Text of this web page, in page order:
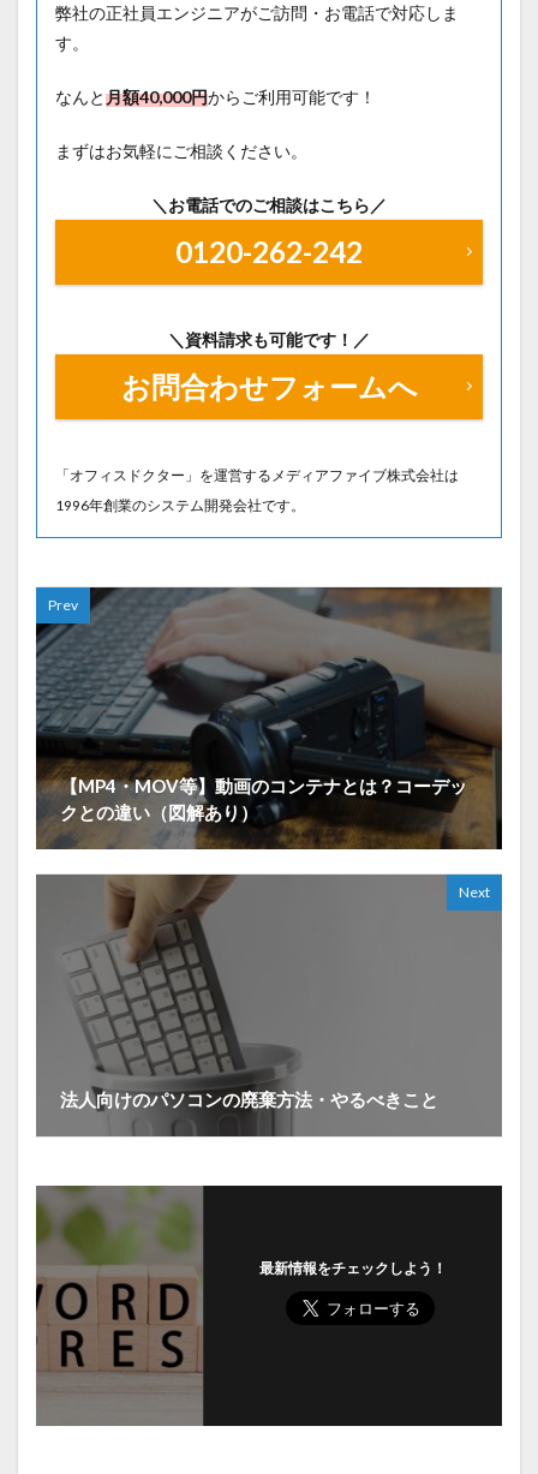
弊社の正社員エンジニアがご訪問・お電話で対応しま
す。
なんと月額40,000円からご利用可能です！
まずはお気軽にご相談ください。
＼お電話でのご相談はこちら／
0120-262-242
＼資料請求も可能です！／
お問合わせフォームへ
「オフィスドクター」を運営するメディアファイブ株式会社は
1996年創業のシステム開発会社です。
Prev
【MP4・MOV等】動画のコンテナとは？コーデッ
クとの違い（図解あり）
Next
法人向けのパソコンの廃棄方法・やるべきこと
最新情報をチェックしよう！